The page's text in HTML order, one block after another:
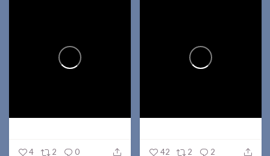
4 2 0 42 2 2